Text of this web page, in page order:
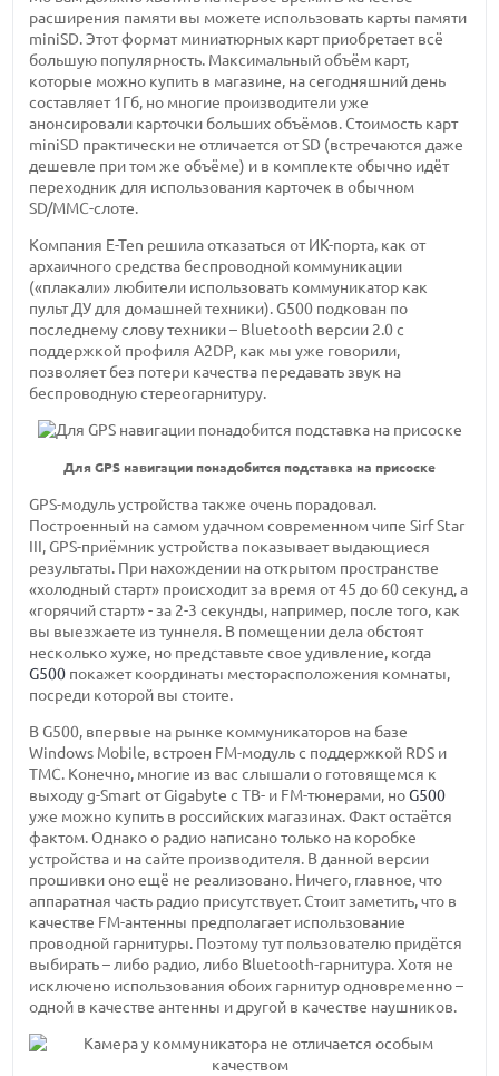
расширения памяти вы можете использовать карты памяти
miniSD. Этот формат миниатюрных карт приобретает всё
большую популярность. Максимальный объём карт,
которые можно купить в магазине, на сегодняшний день
составляет 1Гб, но многие производители уже
анонсировали карточки больших объёмов. Стоимость карт
miniSD практически не отличается от SD (встречаются даже
дешевле при том же объёме) и в комплекте обычно идёт
переходник для использования карточек в обычном
SD/MMC-слоте.
Компания E-Ten решила отказаться от ИК-порта, как от
архаичного средства беспроводной коммуникации
(«плакали» любители использовать коммуникатор как
пульт ДУ для домашней техники). G500 подкован по
последнему слову техники – Bluetooth версии 2.0 c
поддержкой профиля A2DP, как мы уже говорили,
позволяет без потери качества передавать звук на
беспроводную стереогарнитуру.
Для GPS навигации понадобится подставка на присоске
GPS-модуль устройства также очень порадовал.
Построенный на самом удачном современном чипе Sirf Star
III, GPS-приёмник устройства показывает выдающиеся
результаты. При нахождении на открытом пространстве
«холодный старт» происходит за время от 45 до 60 секунд, а
«горячий старт» - за 2-3 секунды, например, после того, как
вы выезжаете из туннеля. В помещении дела обстоят
несколько хуже, но представьте свое удивление, когда
G500 покажет координаты месторасположения комнаты,
посреди которой вы стоите.
В G500, впервые на рынке коммуникаторов на базе
Windows Mobile, встроен FM-модуль с поддержкой RDS и
TMC. Конечно, многие из вас слышали о готовящемся к
выходу g-Smart от Gigabyte с TВ- и FM-тюнерами, ноG500
уже можно купить в российских магазинах. Факт остаётся
фактом. Однако о радио написано только на коробке
устройства и на сайте производителя. В данной версии
прошивки оно ещё не реализовано. Ничего, главное, что
аппаратная часть радио присутствует. Стоит заметить, что в
качестве FM-антенны предполагает использование
проводной гарнитуры. Поэтому тут пользователю придётся
выбирать – либо радио, либо Bluetooth-гарнитура. Хотя не
исключено использования обоих гарнитур одновременно –
одной в качестве антенны и другой в качестве наушников.